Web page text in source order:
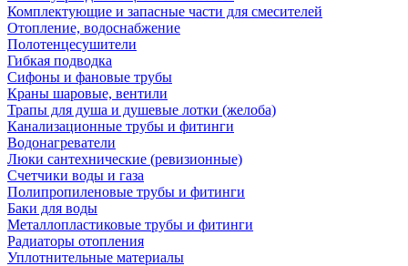
Комплектующие и запасные части для смесителей
Отопление, водоснабжение
Полотенцесушители
Гибкая подводка
Сифоны и фановые трубы
Краны шаровые, вентили
Трапы для душа и душевые лотки (желоба)
Канализационные трубы и фитинги
Водонагреватели
Люки сантехнические (ревизионные)
Счетчики воды и газа
Полипропиленовые трубы и фитинги
Баки для воды
Металлопластиковые трубы и фитинги
Радиаторы отопления
Уплотнительные материалы